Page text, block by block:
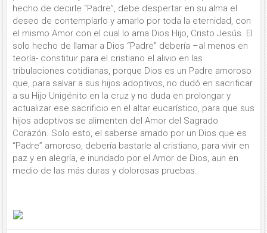
hecho de decirle “Padre”, debe despertar en su alma el
deseo de contemplarlo y amarlo por toda la eternidad, con
el mismo Amor con el cual lo ama Dios Hijo, Cristo Jesús. El
solo hecho de llamar a Dios “Padre” debería –al menos en
teoría- constituir para el cristiano el alivio en las
tribulaciones cotidianas, porque Dios es un Padre amoroso
que, para salvar a sus hijos adoptivos, no dudó en sacrificar
a su Hijo Unigénito en la cruz y no duda en prolongar y
actualizar ese sacrificio en el altar eucarístico, para que sus
hijos adoptivos se alimenten del Amor del Sagrado
Corazón. Solo esto, el saberse amado por un Dios que es
“Padre” amoroso, debería bastarle al cristiano, para vivir en
paz y en alegría, e inundado por el Amor de Dios, aun en
medio de las más duras y dolorosas pruebas.